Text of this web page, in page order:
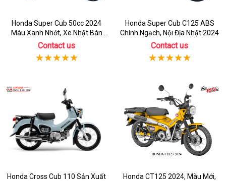
Honda Super Cub 50cc 2024
Màu Xanh Nhớt, Xe Nhật Bán
Chạy Nhất
Contact us
Honda Super Cub C125 ABS
Chính Ngạch, Nội Địa Nhật 2024
Contact us
Honda Cross Cub 110 Sản Xuất
Honda CT125 2024, Màu Mới,